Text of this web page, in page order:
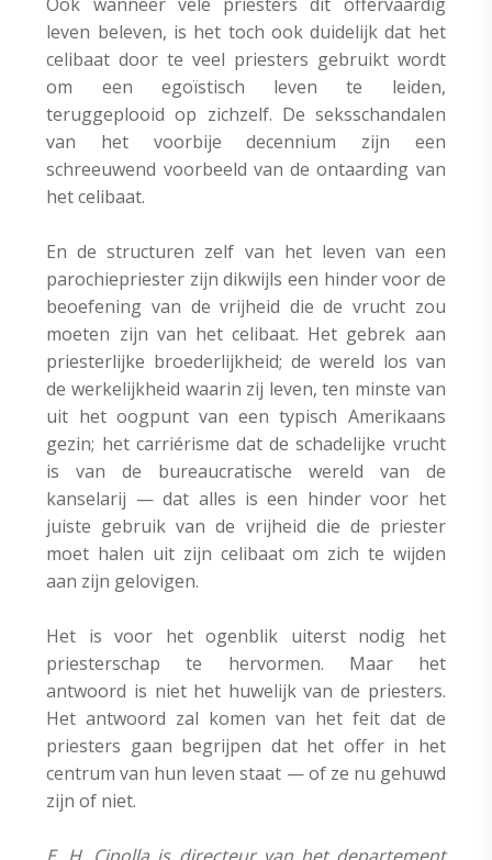
leven beleven, is het toch ook duidelijk dat het
celibaat door te veel priesters gebruikt wordt
om een egoïstisch leven te leiden,
teruggeplooid op zichzelf. De seksschandalen
van het voorbije decennium zijn een
schreeuwend voorbeeld van de ontaarding van
het celibaat.
En de structuren zelf van het leven van een
parochiepriester zijn dikwijls een hinder voor de
beoefening van de vrijheid die de vrucht zou
moeten zijn van het celibaat. Het gebrek aan
priesterlijke broederlijkheid; de wereld los van
de werkelijkheid waarin zij leven, ten minste van
uit het oogpunt van een typisch Amerikaans
gezin; het carriérisme dat de schadelijke vrucht
is van de bureaucratische wereld van de
kanselarij — dat alles is een hinder voor het
juiste gebruik van de vrijheid die de priester
moet halen uit zijn celibaat om zich te wijden
aan zijn gelovigen.
Het is voor het ogenblik uiterst nodig het
priesterschap te hervormen. Maar het
antwoord is niet het huwelijk van de priesters.
Het antwoord zal komen van het feit dat de
priesters gaan begrijpen dat het offer in het
centrum van hun leven staat — of ze nu gehuwd
zijn of niet.